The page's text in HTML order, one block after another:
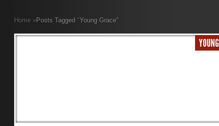
Home »Posts Tagged"Young Grace"